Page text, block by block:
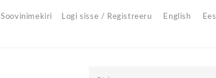
Soovinimekiri Logi sisse / Registreeru English